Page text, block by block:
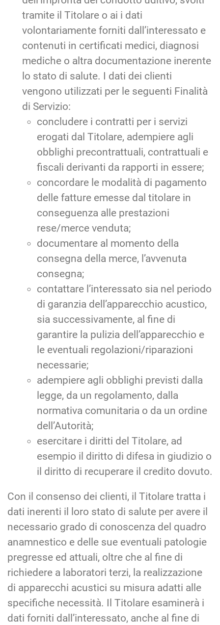
tramite il Titolare o ai i dati
volontariamente forniti dall’interessato e
contenuti in certificati medici, diagnosi
mediche o altra documentazione inerente
lo stato di salute. I dati dei clienti
vengono utilizzati per le seguenti Finalità
di Servizio:
concludere i contratti per i servizi
erogati dal Titolare, adempiere agli
obblighi precontrattuali, contrattuali e
fiscali derivanti da rapporti in essere;
concordare le modalità di pagamento
delle fatture emesse dal titolare in
conseguenza alle prestazioni
rese/merce venduta;
documentare al momento della
consegna della merce, l’avvenuta
consegna;
contattare l’interessato sia nel periodo
di garanzia dell’apparecchio acustico,
sia successivamente, al fine di
garantire la pulizia dell’apparecchio e
le eventuali regolazioni/riparazioni
necessarie;
adempiere agli obblighi previsti dalla
legge, da un regolamento, dalla
normativa comunitaria o da un ordine
dell’Autorità;
esercitare i diritti del Titolare, ad
esempio il diritto di difesa in giudizio o
il diritto di recuperare il credito dovuto.
Con il consenso dei clienti, il Titolare tratta i
dati inerenti il loro stato di salute per avere il
necessario grado di conoscenza del quadro
anamnestico e delle sue eventuali patologie
pregresse ed attuali, oltre che al fine di
richiedere a laboratori terzi, la realizzazione
di apparecchi acustici su misura adatti alle
specifiche necessità. Il Titolare esaminerà i
dati forniti dall’interessato, anche al fine di